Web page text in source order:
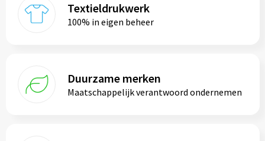
Textieldrukwerk
100% in eigen beheer
Duurzame merken
Maatschappelijk verantwoord ondernemen